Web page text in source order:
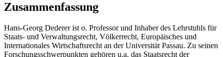
Zusammenfassung
Hans-Georg Dederer ist o. Professor und Inhaber des Lehrstuhls für
Staats- und Verwaltungsrecht, Völkerrecht, Europäisches und
Internationales Wirtschaftsrecht an der Universität Passau. Zu seinen
Forschungsschwerpunkten gehören u.a. das Staatsrecht der